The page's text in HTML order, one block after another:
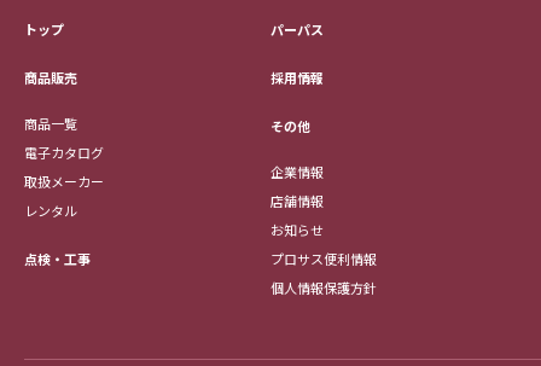
トップ
商品販売
商品一覧
電子カタログ
取扱メーカー
レンタル
点検・工事
パーパス
採用情報
その他
企業情報
店舗情報
お知らせ
プロサス便利情報
個人情報保護方針